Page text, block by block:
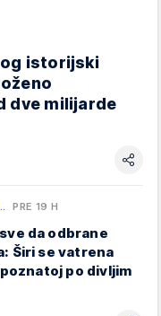
istorijski
dve milijarde
PRE 19 H
da odbrane
Širi se vatrena
po divljim